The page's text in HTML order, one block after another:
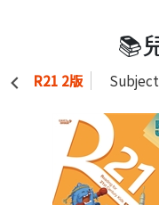
📚
R21 2版